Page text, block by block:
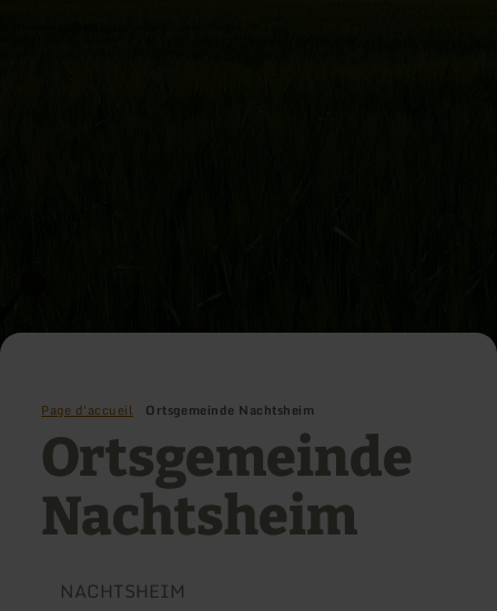
Page d'accueil Ortsgemeinde Nachtsheim
Ortsgemeinde
Nachtsheim
NACHTSHEIM